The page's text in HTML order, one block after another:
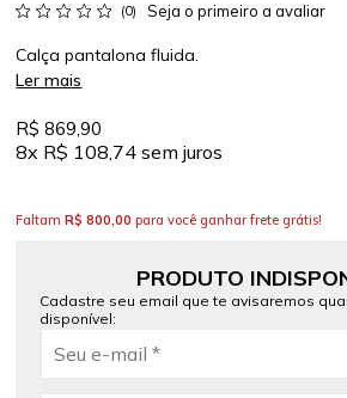
(0) Seja o primeiro a avaliar
Calça pantalona fluida.
Ler mais
R$ 869,90
8x R$ 108,74sem juros
FaltamR$ 800,00 para você ganhar frete grátis!
PRODUTO
Cadastre seu email que te avisaremos
disponível: